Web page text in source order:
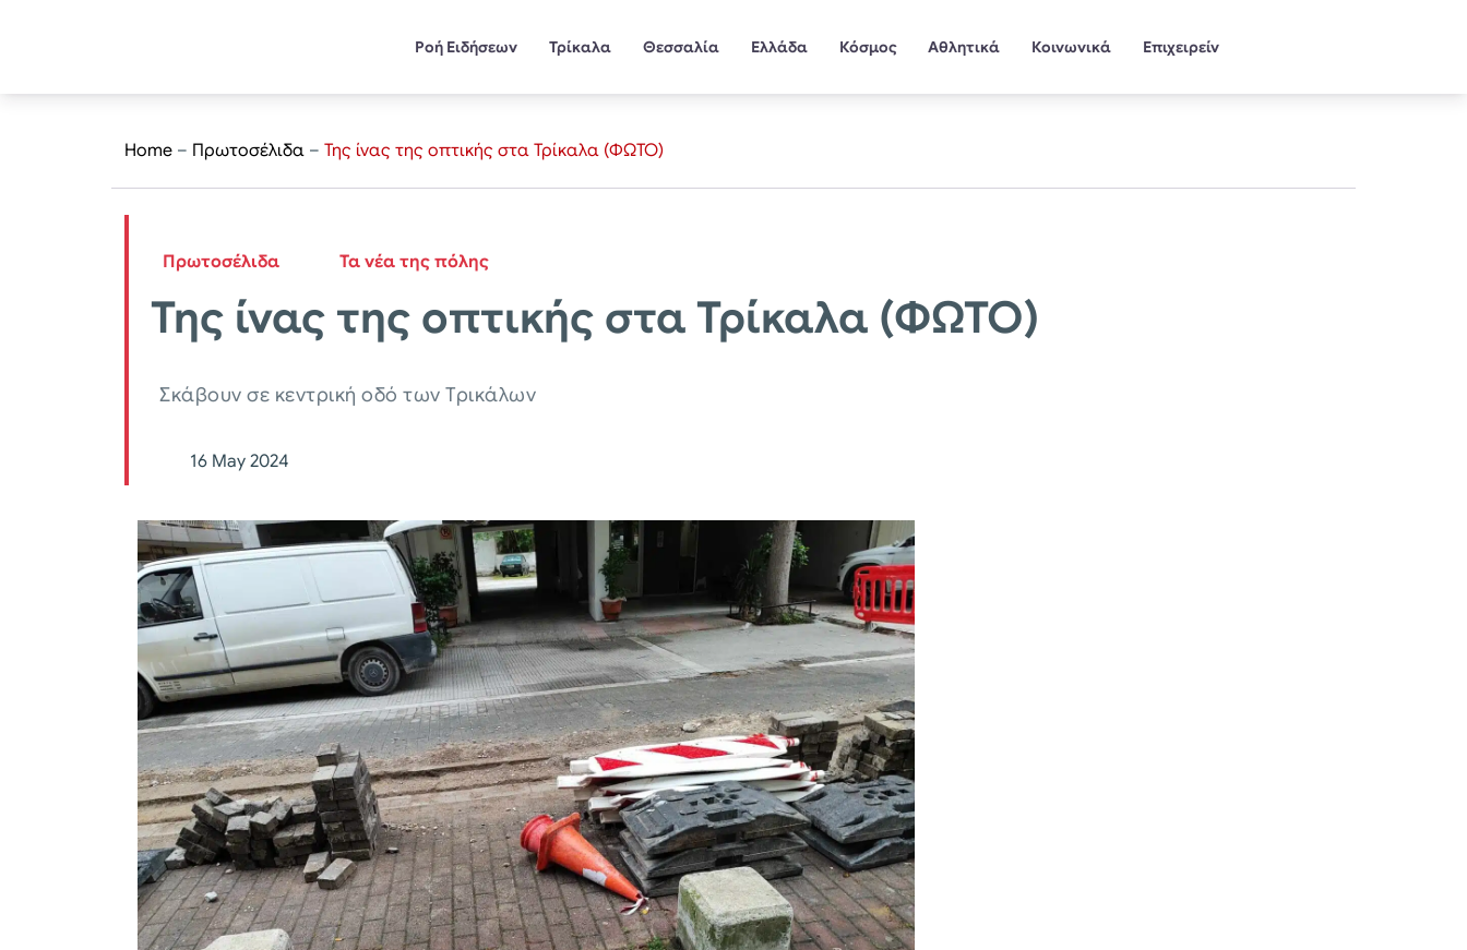
Ροή Ειδήσεων Τρίκαλα Θεσσαλία Ελλάδα Κόσμος Αθλητικά Κοινωνικά Επιχειρείν
Home – Πρωτοσέλιδα – Της ίνας της οπτικής στα Τρίκαλα (ΦΩΤΟ)
Πρωτοσέλιδα Τα νέα της πόλης
Της ίνας της οπτικής στα Τρίκαλα (ΦΩΤΟ)
Σκάβουν σε κεντρική οδό των Τρικάλων
16 May 2024